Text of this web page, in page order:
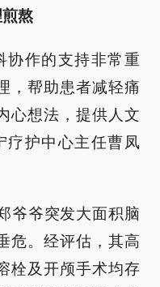
熬
协作的支持非常重
，帮助患者减轻痛
心想法，提供人文
疗护中心主任曹凤
爷爷突发大面积脑
危。经评估，其高
栓及开颅手术均存